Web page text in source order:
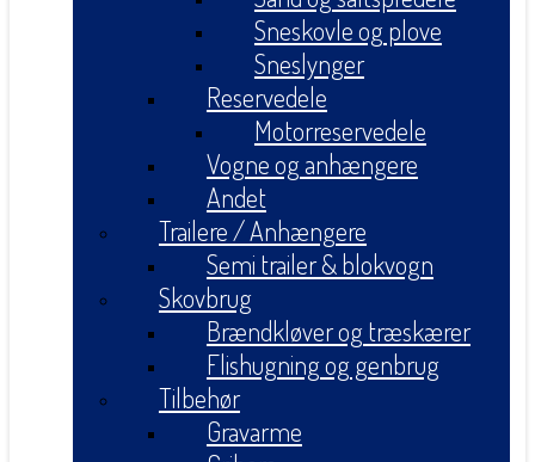
Sneskovle og plove
Sneslynger
Reservedele
Motorreservedele
Vogne og anhængere
Andet
Trailere / Anhængere
Semi trailer & blokvogn
Skovbrug
Brændkløver og træskærer
Flishugning og genbrug
Tilbehør
Gravarme